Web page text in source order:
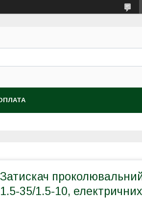
Затискач
1.5-35/1.5-10,